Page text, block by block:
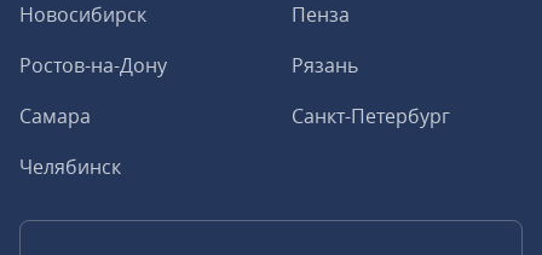
Новосибирск
Пенза
Ростов-на-Дону
Рязань
Самара
Санкт-Петербург
Челябинск